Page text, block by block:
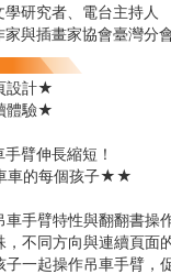
研究者、電台主持人
家與插畫家協會臺灣分
設計★
體驗★
臂伸長縮短！
車的每個孩子★★
手臂特性與翻翻書操
不同方向與連續頁面
一起操作吊車手臂，